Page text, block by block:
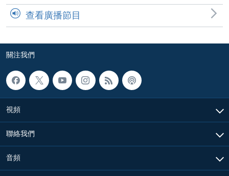
查看廣播節目
關注我們
視頻
聯絡我們
音頻